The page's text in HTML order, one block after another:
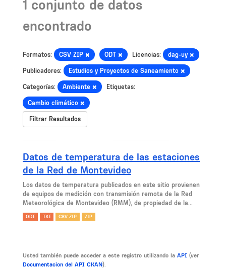
1 conjunto de datos
encontrado
Formatos: CSV ZIP ODT Licencias: dag-uy
Publicadores: Estudios y Proyectos de Saneamiento
Categorías: Ambiente Etiquetas:
Cambio climático
Filtrar Resultados
Datos de temperatura de las estaciones
de la Red de Montevideo
Los datos de temperatura publicados en este sitio provienen
de equipos de medición con transmisión remota de la Red
Meteorológica de Montevideo (RMM), de propiedad de la...
ODT TXT CSV ZIP ZIP
Usted también puede acceder a este registro utilizando la API (ver
Documentacion del API CKAN).